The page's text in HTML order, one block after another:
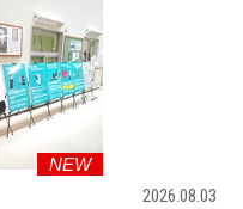
NEW
2026.08.03